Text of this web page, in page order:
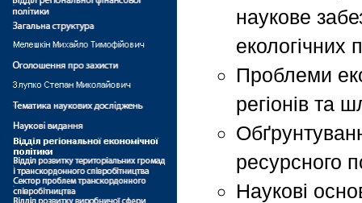
наукове
екологічних
Проблеми
регіонів та
ресурсного
Наукові